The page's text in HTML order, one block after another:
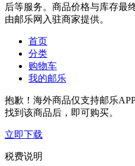
后等服务。商品价格与库存最
由邮乐网入驻商家提供。
首页
分类
购物车
我的邮乐
抱歉！海外商品仅支持邮乐
找到该商品后，即可购买。
立即下载
税费说明